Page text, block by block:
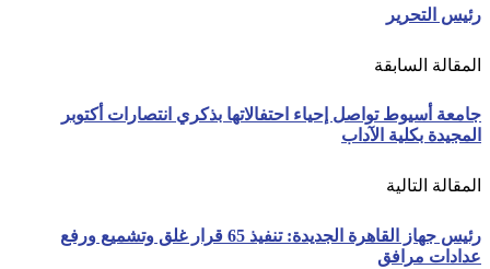
رئيس التحرير
المقالة السابقة
جامعة أسيوط تواصل إحياء احتفالاتها بذكري انتصارات أكتوبر
المجيدة بكلية الآداب
المقالة التالية
رئيس جهاز القاهرة الجديدة: تنفيذ 65 قرار غلق وتشميع ورفع
عدادات مرافق